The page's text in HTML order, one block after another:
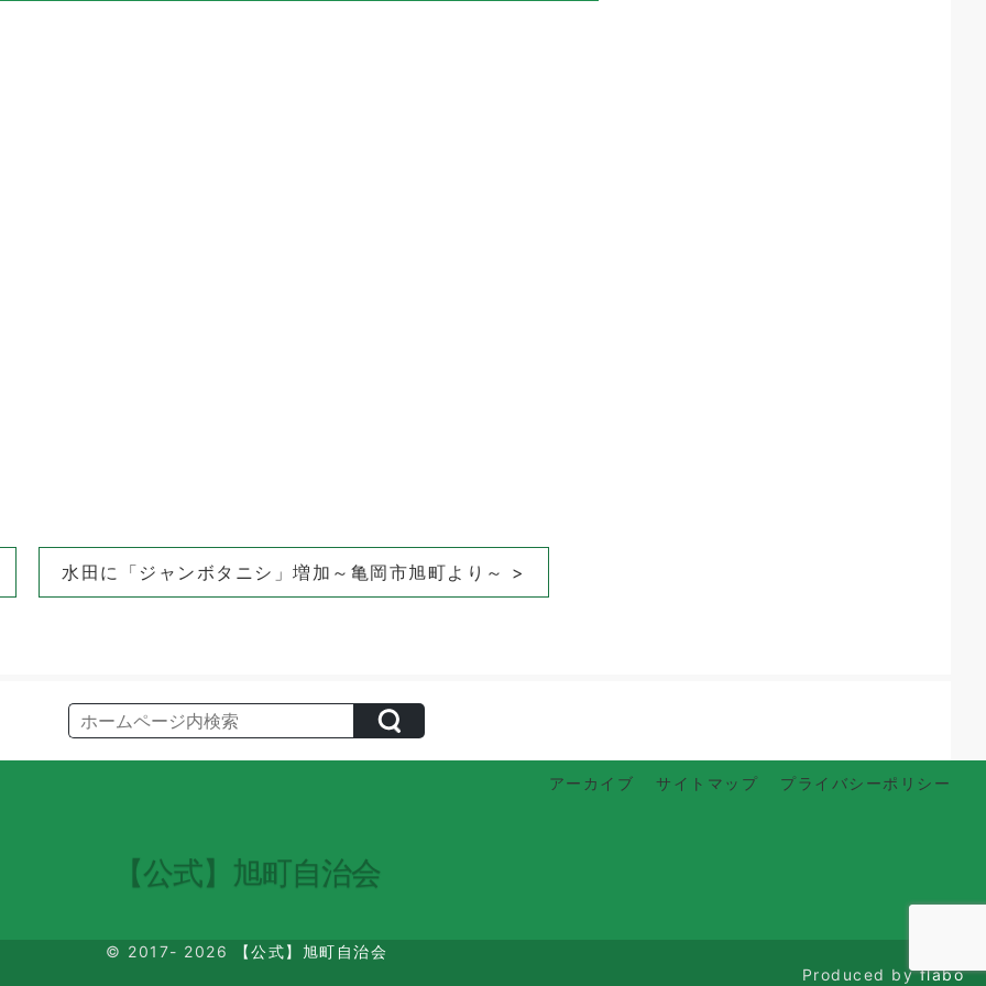
水田に「ジャンボタニシ」増加～亀岡市旭町より～ >
アーカイブ サイトマップ プライバシーポリシー
【公式】旭町自治会
© 2017- 2026
【公式】旭町自治会
Produced byflabo